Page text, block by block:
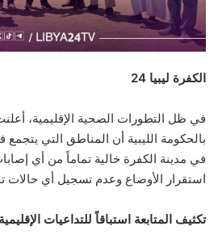
الكفرة ليبيا 24
في ظل التطورات الصحية الإقليمية،
بالحكومة الليبية أن المناطق التي يتجمع
في مدينة الكفرة خالية تماماً من أي
استقرار الأوضاع وعدم تسجيل أي حالات
تكثيف المتابعة استباقاً للتداعيات الإقليمية